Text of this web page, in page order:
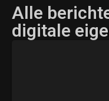
Alle
digitale